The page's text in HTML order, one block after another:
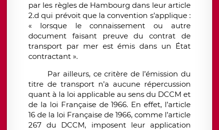
par les règles de Hambourg dans leur article
2.d qui prévoit que la convention s’applique :
« lorsque le connaissement ou autre
document faisant preuve du contrat de
transport par mer est émis dans un État
contractant ».
Par ailleurs, ce critère de l’émission du
titre de transport n’a aucune répercussion
quant à la loi applicable au sens du DCCM et
de la loi Française de 1966. En effet, l’article
16 de la loi Française de 1966, comme l’article
267 du DCCM, imposent leur application